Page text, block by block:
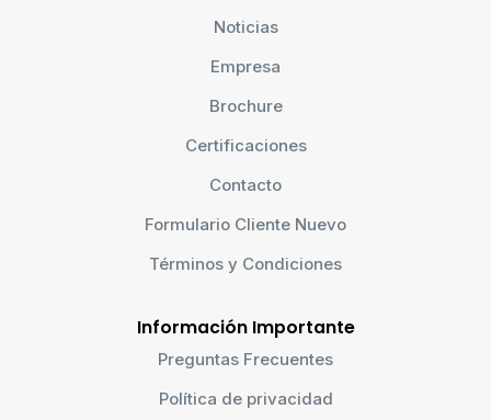
Noticias
Empresa
Brochure
Certificaciones
Contacto
Formulario Cliente Nuevo
Términos y Condiciones
Información Importante
Preguntas Frecuentes
Política de privacidad